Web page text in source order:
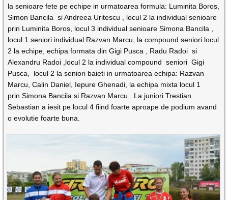
la senioare fete pe echipe in urmatoarea formula: Luminita Boros,
Simon Bancila si Andreea Uritescu , locul 2 la individual senioare
prin Luminita Boros, locul 3 individual senioare Simona Bancila ,
locul 1 seniori individual Razvan Marcu, la compound seniori locul
2 la echipe, echipa formata din Gigi Pusca , Radu Radoi si
Alexandru Radoi ,locul 2 la individual compound seniori Gigi
Pusca, locul 2 la seniori baieti in urmatoarea echipa: Razvan
Marcu, Calin Daniel, Iepure Ghenadi, la echipa mixta locul 1
prin Simona Bancila si Razvan Marcu . La juniori Trestian
Sebastian a iesit pe locul 4 fiind foarte aproape de podium avand
o evolutie foarte buna.